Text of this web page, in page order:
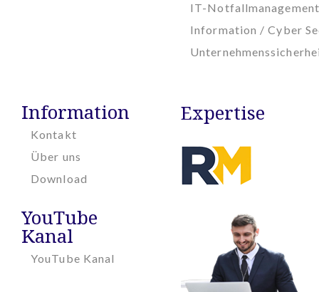
IT-Notfallmanagement
Information / Cyber
Information
Kontakt
Über uns
Download
YouTube
Kanal
YouTube Kanal
Expertise